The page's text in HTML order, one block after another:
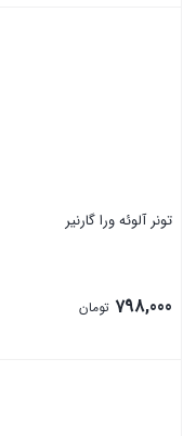
تونر آلوئه ورا گارنیر
798,000 تومان